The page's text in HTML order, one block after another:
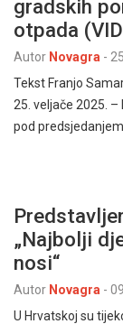
gradskih
otpada
Autor Novagra -
Tekst Franjo
25. veljače 2025.
pod
„Najbolji
nosi“
Autor Novagra -
U Hrvatskoj su